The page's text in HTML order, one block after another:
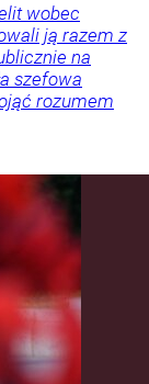
wobec
ją razem z
na
szefowa
rozumem